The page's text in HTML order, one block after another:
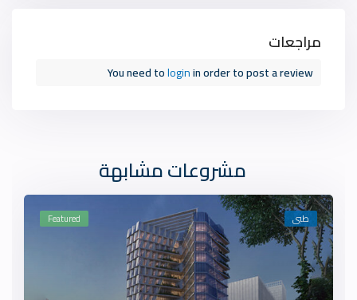
مراجعات
You need tologinin order to post a review
مشروعات مشابهة
Featured طبى